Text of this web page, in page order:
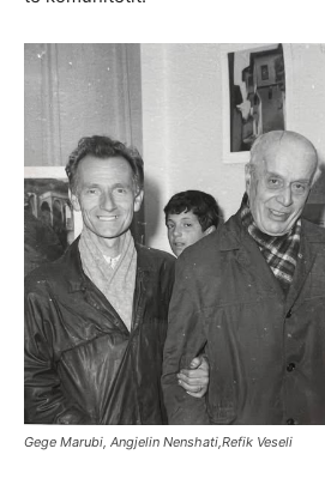
Gege Marubi, Angjelin Nenshati,Refik Veseli